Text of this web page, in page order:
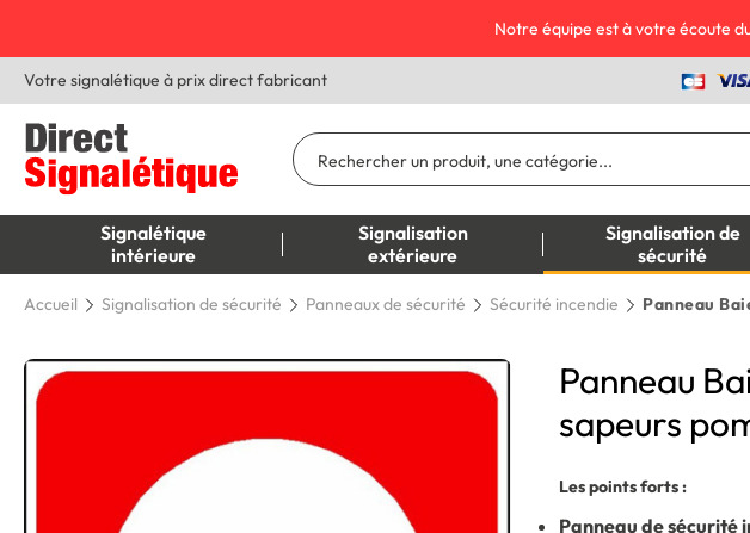
Notre équipe est à votre écoute
Votre signalétique à prix direct fabricant
Signalétique
intérieure
Signalisation
extérieure
Signalisation de
sécurité
Accueil Signalisation de sécurité Panneaux de sécurité Sécurité incendie Panneau
Panneau
sapeurs
Les points forts :
Panneau de sécurité